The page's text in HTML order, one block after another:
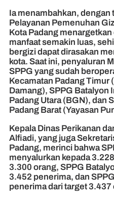
Ia menambahkan, dengan
Pelayanan Pemenuhan
Kota Padang
manfaat semakin luas,
bergizi dapat dirasakan
kota. Saat ini, penyaluran
SPPG yang sudah
Kecamatan Padang Timur
Damang), SPPG Batalyon
Padang Utara (BGN), dan
Padang Barat (Yayasan
Kepala Dinas Perikanan
Alfiadi, yang juga
Padang, merinci bahwa
menyalurkan kepada
3.300 orang, SPPG
3.452 penerima, dan
penerima dari target 3.437